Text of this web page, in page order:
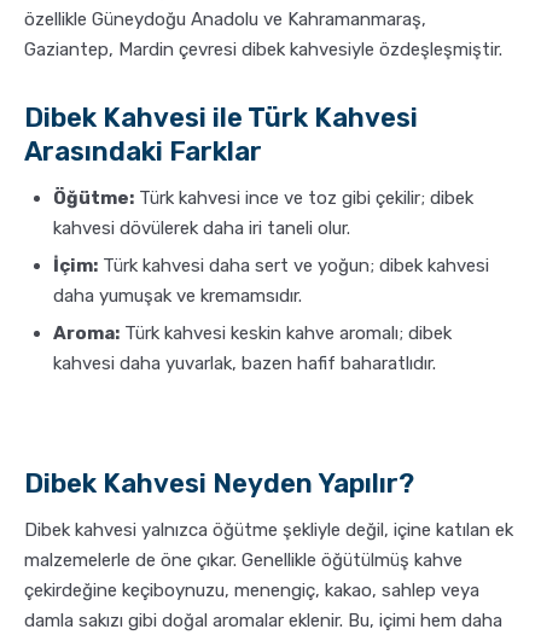
özellikle Güneydoğu Anadolu ve Kahramanmaraş,
Gaziantep, Mardin çevresi dibek kahvesiyle özdeşleşmiştir.
Dibek Kahvesi ile Türk Kahvesi
Arasındaki Farklar
Öğütme: Türk kahvesi ince ve toz gibi çekilir; dibek
kahvesi dövülerek daha iri taneli olur.
İçim: Türk kahvesi daha sert ve yoğun; dibek kahvesi
daha yumuşak ve kremamsıdır.
Aroma: Türk kahvesi keskin kahve aromalı; dibek
kahvesi daha yuvarlak, bazen hafif baharatlıdır.
Dibek Kahvesi Neyden Yapılır?
Dibek kahvesi yalnızca öğütme şekliyle değil, içine katılan ek
malzemelerle de öne çıkar. Genellikle öğütülmüş kahve
çekirdeğine keçiboynuzu, menengiç, kakao, sahlep veya
damla sakızı gibi doğal aromalar eklenir. Bu, içimi hem daha